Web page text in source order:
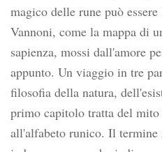
magico delle rune può
Vannoni, come la mappa di
sapienza, mossi dall'amore
appunto. Un viaggio in tre
filosofia della natura,
primo capitolo tratta del
all'alfabeto runico. Il termine